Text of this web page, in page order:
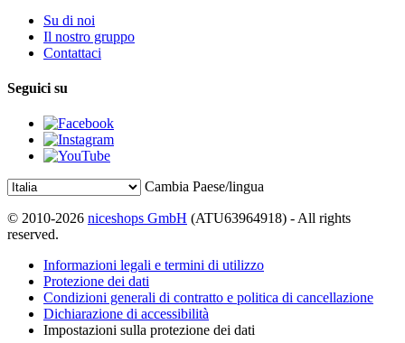
Su di noi
Il nostro gruppo
Contattaci
Seguici su
Cambia Paese/lingua
© 2010-2026 niceshops GmbH (ATU63964918) - All rights
reserved.
Informazioni legali e termini di utilizzo
Protezione dei dati
Condizioni generali di contratto e politica di cancellazione
Dichiarazione di accessibilità
Impostazioni sulla protezione dei dati